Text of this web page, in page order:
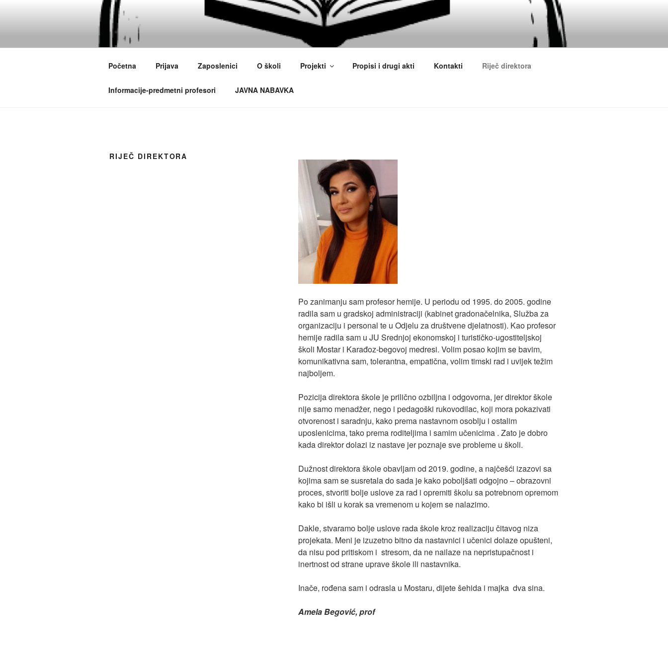
JU SREDNJA POLITEHNIČKA ŠKOLA MOSTAR
Obrazovanje
Početna Prijava Zaposlenici O školi Projekti Propisi i drugi akti Kontakti Riječ direktora
Informacije-predmetni profesori JAVNA NABAVKA
RIJEČ DIREKTORA
Po zanimanju sam profesor hemije. U periodu od 1995. do 2005. godine
radila sam u gradskoj administraciji (kabinet gradonačelnika, Služba za
organizaciju i personal te u Odjelu za društvene djelatnosti). Kao profesor
hemije radila sam u JU Srednjoj ekonomskoj i turističko-ugostiteljskoj
školi Mostar i Karađoz-begovoj medresi. Volim posao kojim se bavim,
komunikativna sam, tolerantna, empatična, volim timski rad i uvijek težim
najboljem.
Pozicija direktora škole je prilično ozbiljna i odgovorna, jer direktor škole
nije samo menadžer, nego i pedagoški rukovodilac, koji mora pokazivati
otvorenost i saradnju, kako prema nastavnom osoblju i ostalim
uposlenicima, tako prema roditeljima i samim učenicima . Zato je dobro
kada direktor dolazi iz nastave jer poznaje sve probleme u školi.
Dužnost direktora škole obavljam od 2019. godine, a najčešći izazovi sa
kojima sam se susretala do sada je kako poboljšati odgojno – obrazovni
proces, stvoriti bolje uslove za rad i opremiti školu sa potrebnom opremom
kako bi išli u korak sa vremenom u kojem se nalazimo.
Dakle, stvaramo bolje uslove rada škole kroz realizaciju čitavog niza
projekata. Meni je izuzetno bitno da nastavnici i učenici dolaze opušteni,
da nisu pod pritiskom i stresom, da ne nailaze na nepristupačnost i
inertnost od strane uprave škole ili nastavnika.
Inače, rođena sam i odrasla u Mostaru, dijete šehida i majka dva sina.
Amela Begović, prof